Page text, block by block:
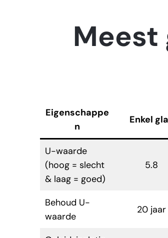
Eigenschappe
n
Enkel
U-waarde
(hoog = slecht
& laag = goed)
5.8
Behoud U-
waarde
20 jaar